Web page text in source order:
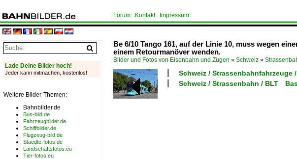
Forum Kontakt Impressum
Be 6/10 Tango 161, auf der Linie 10, muss wegen
einem Retourmanöver wenden.
Bilder und Fotos von Eisenbahn und Zügen » Schweiz »
Schweiz / Strassenbahnfahrzeuge
Schweiz / Strassenbahn / BLT
Lade Deine Bilder hoch!
Jeder kann mitmachen, kostenlos!
Weitere Bilder-Themen:
Bahnbilder.de
Bus-bild.de
Fahrzeugbilder.de
Schiffbilder.de
Flugzeug-bild.de
Staedte-fotos.de
Landschaftsfotos.eu
Tier-fotos.eu